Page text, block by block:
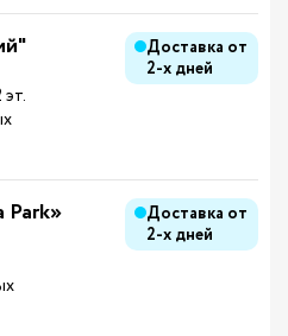
Доставка от
2-х дней
эт.
Park»
Доставка от
2-х дней